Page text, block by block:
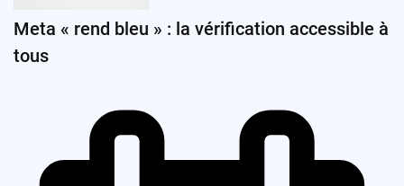
Meta « rend bleu » : la vérification accessible à
tous